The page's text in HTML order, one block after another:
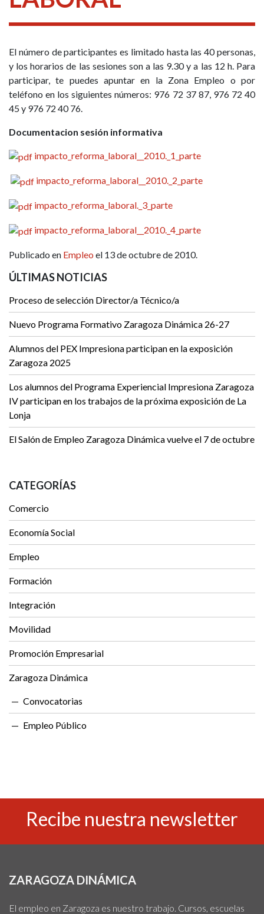
El número de participantes es limitado hasta las 40 personas,
y los horarios de las sesiones son a las 9.30 y a las 12 h. Para
participar, te puedes apuntar en la Zona Empleo o por
teléfono en los siguientes números: 976 72 37 87, 976 72 40
45 y 976 72 40 76.
Documentacion sesión informativa
impacto_reforma_laboral__2010._1_parte
impacto_reforma_laboral__2010._2_parte
impacto_reforma_laboral._3_parte
impacto_reforma_laboral__2010._4_parte
Publicado en Empleo el 13 de octubre de 2010.
ÚLTIMAS NOTICIAS
Proceso de selección Director/a Técnico/a
Nuevo Programa Formativo Zaragoza Dinámica 26-27
Alumnos del PEX Impresiona participan en la exposición
Zaragoza 2025
Los alumnos del Programa Experiencial Impresiona Zaragoza
IV participan en los trabajos de la próxima exposición de La
Lonja
El Salón de Empleo Zaragoza Dinámica vuelve el 7 de octubre
CATEGORÍAS
Comercio
Economía Social
Empleo
Formación
Integración
Movilidad
Promoción Empresarial
Zaragoza Dinámica
Convocatorias
Empleo Público
Recibe nuestra newsletter
ZARAGOZA DINÁMICA
El empleo en Zaragoza es nuestro trabajo. Cursos, escuelas